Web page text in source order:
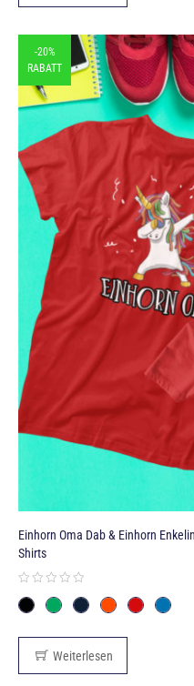
-20%
RABATT
Einhorn Oma Dab & Einhorn
Shirts
Weiterlesen